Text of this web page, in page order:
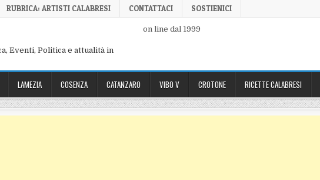
RUBRICA: ARTISTI CALABRESI CONTATTACI SOSTIENICI
Eventi, Politica e attualità in
on line dal 1999
LAMEZIA COSENZA CATANZARO VIBO V CROTONE RICETTE CALABRESI